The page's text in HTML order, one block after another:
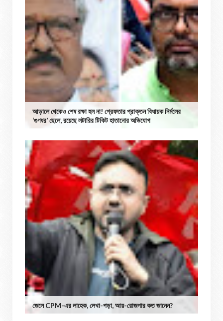
আড়ালে থেকেও শেষ রক্ষা হল না! গ্রেফতার প্রাক্তন বিধায়ক নির্মলের
‘গুণধর’ ছেলে, রয়েছে লটারির টিকিট হাতানোর অভিযোগ
জেলে CPM-এর লাহেক, লেখা-পড়া, আয়-রোজগার কত জানেন?